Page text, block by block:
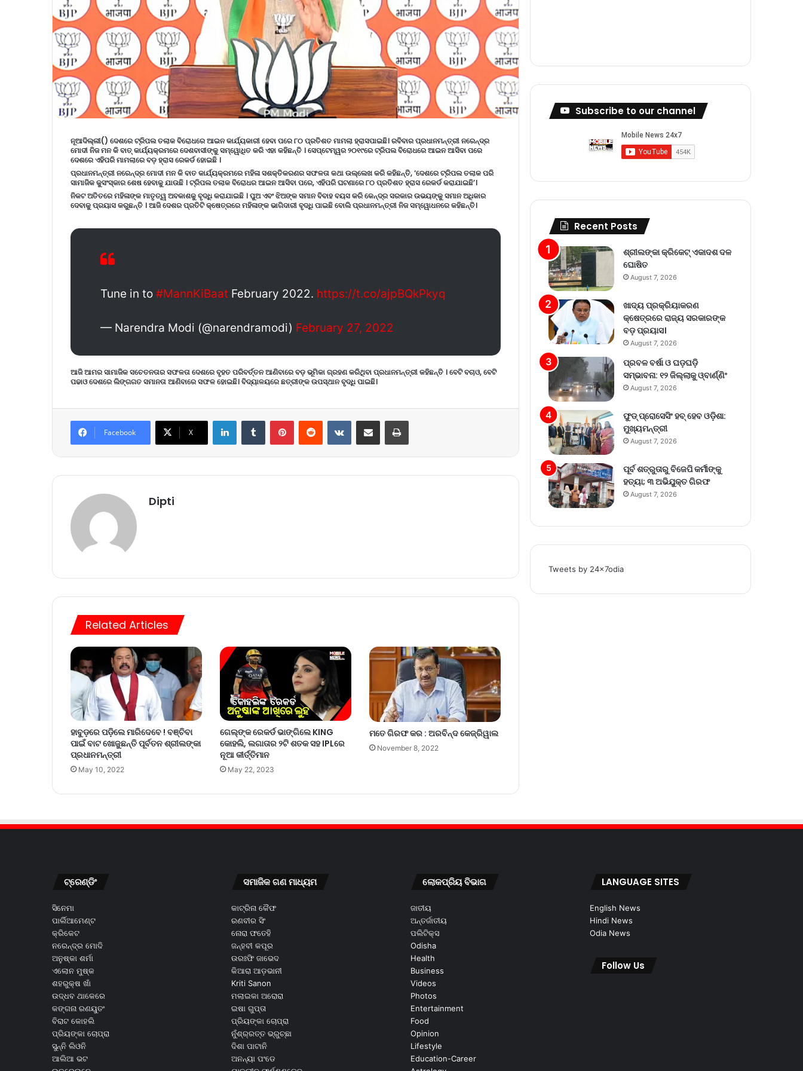
ନୂଆଦିଲ୍ଲୀ() ଦେଶରେ ଟ୍ରିପଲ ତଲାକ ବିରୋଧରେ ଆଇନ କାର୍ଯ୍ୟକାରୀ ହେବା ପରେ ୮୦ ପ୍ରତିଶତ ମାମଲା ହ୍ରାସପାଇଛି। ରବିବାର ପ୍ରଧାନମନ୍ତ୍ରୀ ନରେନ୍ଦ୍ର
ମୋଦୀ ନିଜ ମନ କି ବାତ୍ କାର୍ଯ୍ୟକ୍ରମରେ ଦେଶବାସୀଙ୍କୁ ସମ୍ୱୋଧିତ କରି ଏହା କହିଛନ୍ତି । ସେପ୍ଟେମ୍ୱର ୨୦୧୯ରେ ଟ୍ରିପଲ ବିରୋଧରେ ଆଇନ ଆସିବା ପରେ
ଦେଶରେ ଏହିପରି ମାମଲାରେ ବଡ଼ ହ୍ରାସ ରେକର୍ଡ ହୋଇଛି ।
ପ୍ରଧାନମନ୍ତ୍ରୀ ନରେନ୍ଦ୍ର ମୋଦୀ ମନ କି ବାତ କାର୍ଯ୍ୟକ୍ରମରେ ମହିଳା ସଶକ୍ତିକରଣର ସଫଳତା କଥା ଉଲ୍ଲେଖ କରି କହିଛନ୍ତି, ‘ଦେଶରେ ଟ୍ରିପଲ ତଲାକ ପରି
ସାମାଜିକ କୁସଂସ୍କାର ଶେଷ ହେବାକୁ ଯାଉଛି । ଟ୍ରିପଲ ତଲାକ ବିରୋଧର ଆଇନ ଆସିବା ପରେ, ଏହିପରି ଘଟଣାରେ ୮୦ ପ୍ରତିଶତ ହ୍ରାସ ରେକର୍ଡ କରାଯାଇଛି’।
ନିକଟ ଅତିତରେ ମହିଳାଙ୍କ ମାତୃତ୍ୱ ଅବକାଶକୁ ବୃଦ୍ଧି କରାଯାଇଛି । ପୁଅ ଏବଂ ଝିଅଙ୍କ ସମାନ ବିବାହ ବୟସ କରି କେନ୍ଦ୍ର ସରକାର ଉଭୟଙ୍କୁ ସମାନ ଅଧିକାର
ଦେବାକୁ ପ୍ରୟାସ କରୁଛନ୍ତି । ଆଜି ଦେଶର ପ୍ରତିଟି କ୍ଷେତ୍ରରେ ମହିଳାଙ୍କ ଭାଗିଦାରୀ ବୃଦ୍ଧି ପାଇଛି ବୋଲି ପ୍ରଧାନମନ୍ତ୍ରୀ ନିଜ ସମ୍ୱୋଧନରେ କହିଛନ୍ତି।
Tune in to #MannKiBaat February 2022. https://t.co/ajpBQkPkyq
— Narendra Modi (@narendramodi) February 27, 2022
ଆଜି ଆମର ସାମାଜିକ ସଚେତନତାର ସଫଳତା ଦେଶରେ ବୃହତ ପରିବର୍ତ୍ତନ ଆଣିବାରେ ବଡ଼ ଭୂମିକା ଗ୍ରହଣ କରିଥିବା ପ୍ରଧାନମନ୍ତ୍ରୀ କହିଛନ୍ତି । ବେଟି ବଚାଓ, ବେଟି
ପଢାଓ ଦେଶରେ ଲିଙ୍ଗଗତ ସମାନତା ଆଣିବାରେ ସଫଳ ହୋଇଛି। ବିଦ୍ୟାଳୟରେ ଛତ୍ରୀଙ୍କ ଉପସ୍ଥାନ ବୃଦ୍ଧି ପାଇଛି।
Facebook X
Dipti
Related Articles
ହାବୁଡ଼ରେ ପଡ଼ିଲେ ମାରିଦେବେ ! ବଞ୍ଚିବା
ପାଇଁ ବାଟ ‌ଖୋଜୁଛନ୍ତି ପୂର୍ବତନ ଶ୍ରୀଲଙ୍କା
ପ୍ରଧାନମନ୍ତ୍ରୀ
May 10, 2022
ଗେଲ୍‌ଙ୍କ ରେକର୍ଡ ଭାଙ୍ଗିଲେ KING
କୋହଲି, ଲଗାତାର ୨ଟି ଶତକ ସହ IPLରେ
ନୂଆ କୀର୍ତ୍ତିମାନ
May 22, 2023
ମତେ ଗିରଫ କର : ଅରବିନ୍ଦ କେଜ୍ରିୱାଲ
November 8, 2022
Subscribe to our channel
Recent Posts
ଶ୍ରୀଲଙ୍କା କ୍ରିକେଟ୍‌ ଏକାଦଶ ଦଳ
ଘୋଷିତ
August 7, 2026
ଖାଦ୍ୟ ପ୍ରକ୍ରିୟାକରଣ
କ୍ଷେତ୍ରରେ ରାଜ୍ୟ ସରକାରଙ୍କ
ବଡ଼ ପ୍ରୟାସ।
August 7, 2026
ପ୍ରବଳ ବର୍ଷା ଓ ଘଡ଼ଘଡ଼ି
ସମ୍ଭାବନା: ୧୨ ଜିଲ୍ଲାକୁ ଓ୍ବାର୍ଣ୍ଣିଂ
August 7, 2026
ଫୁଡ୍ ପ୍ରୋସେସିଂ ହବ୍ ହେବ ଓଡ଼ିଶା:
ମୁଖ୍ୟମନ୍ତ୍ରୀ
August 7, 2026
ପୂର୍ବ ଶତ୍ରୁତାରୁ ବିଜେପି କର୍ମୀଙ୍କୁ
ହତ୍ୟା; ୩ ଅଭିଯୁକ୍ତ ଗିରଫ
August 7, 2026
Tweets by 24x7odia
ଟ୍ରେଣ୍ଡିଂ
ସିନେମା
ପାର୍ଲିଆମେଣ୍ଟ
କ୍ରିକେଟ
ନରେନ୍ଦ୍ର ମୋଦି
ଅନୁଷ୍କା ଶର୍ମା
ଏଲୋନ ମୁଷ୍କ
ଶହରୁକ୍ଷ ଖାଁ
ଉଦ୍ଧବ ଥାକେରେ
କଙ୍ଗନା ରଣୟୁତଂ
ବିରାଟ କୋହଲି
ପ୍ରିୟଙ୍କା ଚୋପ୍ରା
ସୁନ୍ନି ଲିଓନି
ଆଲିଆ ଭଟ
ସମାଜିକ ଗଣ ମାଧ୍ୟମ
କାଟ୍ରିନା କୈଫ
ରଣବୀର ସିଂ
ନୋରା ଫତେହି
ଜନ୍ହବୀ କପୂର
ଉରଃଫି ଜାଭେଦ
କିଆରା ଆଡ଼ଭାନୀ
Kriti Sanon
ମଲାଇକା ଅରୋରା
ଇଷା ଗୁପ୍ତା
ପ୍ରିୟଙ୍କା ଚୋପ୍ରା
ନୁଁଶ୍ର୍ରତ୍ତ ଭ୍ରୁଚ୍ଛା
ଦିଶା ପାଟାନି
ଅନନ୍ୟା ପଂଡେ
ଲୋକପ୍ରିୟ ବିଭାଗ
ଜାତୀୟ
ଅନ୍ତର୍ଜାତୀୟ
ପଲିଟିକ୍ସ
Odisha
Health
Business
Videos
Photos
Entertainment
Food
Opinion
Lifestyle
Education-Career
LANGUAGE SITES
English News
Hindi News
Odia News
Follow Us